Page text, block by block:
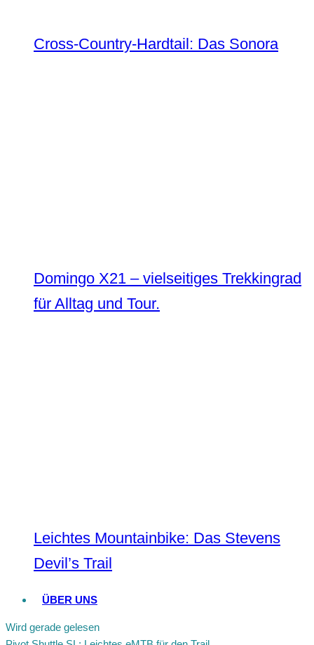
Cross-Country-Hardtail: Das Sonora
Domingo X21 – vielseitiges Trekkingrad
für Alltag und Tour.
Leichtes Mountainbike: Das Stevens
Devil’s Trail
ÜBER UNS
Wird gerade gelesen